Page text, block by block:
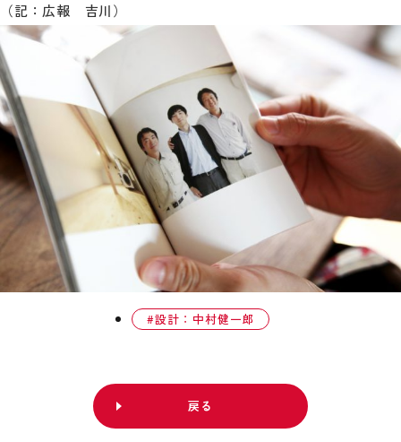
（記：広報 吉川）
設計：中村健一郎
戻る